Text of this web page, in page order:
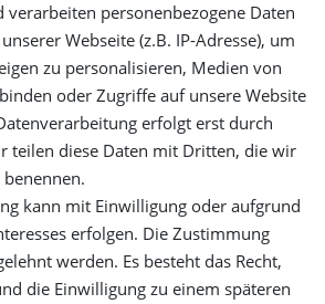
Login
Registrieren
stay connected
verarbeiten personenbezogene Daten
Webseite (z.B. IP-Adresse), um
zu personalisieren, Medien von
oder Zugriffe auf unsere Website
erfolgt erst durch
teilen diese Daten mit Dritten, die wir
kann mit Einwilligung oder aufgrund
erfolgen. Die Zustimmung
werden. Es besteht das Recht,
die Einwilligung zu einem späteren